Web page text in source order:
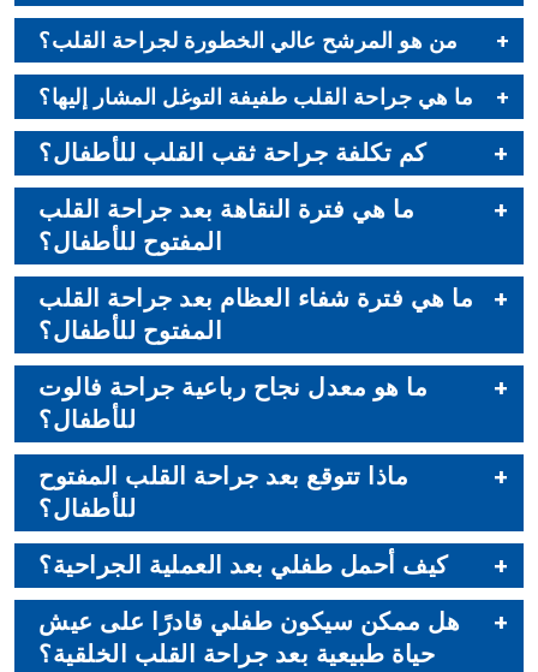
من هو المرشح عالي الخطورة لجراحة القلب؟
ما هي جراحة القلب طفيفة التوغل المشار إليها؟
كم تكلفة جراحة ثقب القلب للأطفال؟
ما هي فترة النقاهة بعد جراحة القلب
المفتوح للأطفال؟
ما هي فترة شفاء العظام بعد جراحة القلب
المفتوح للأطفال؟
ما هو معدل نجاح رباعية جراحة فالوت
للأطفال؟
ماذا تتوقع بعد جراحة القلب المفتوح
للأطفال؟
كيف أحمل طفلي بعد العملية الجراحية؟
هل ممكن سيكون طفلي قادرًا على عيش
حياة طبيعية بعد جراحة القلب الخلقية؟